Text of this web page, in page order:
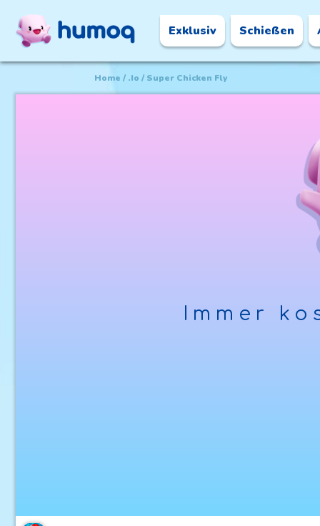
Exklusiv Schießen
Home .io Super Chicken Fly
Immer